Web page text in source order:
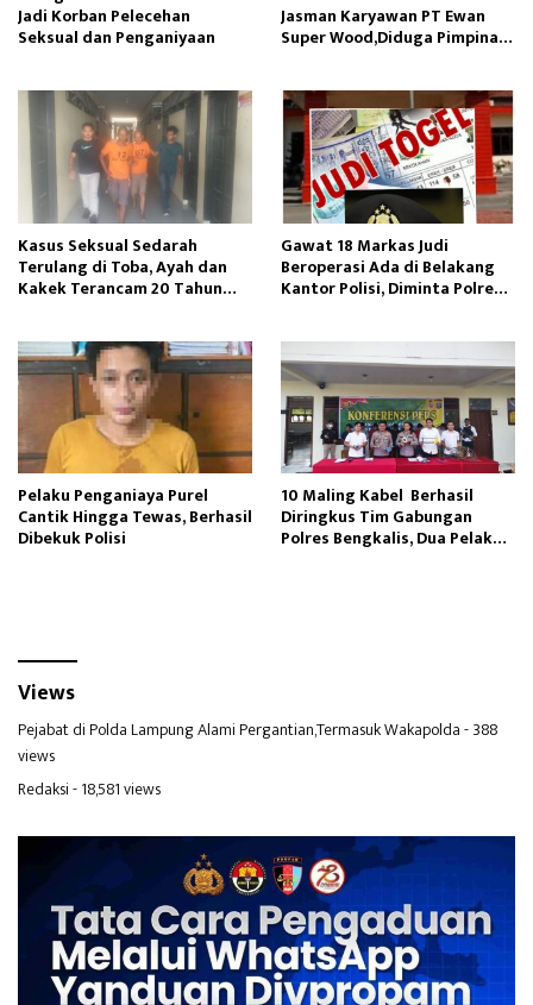
Jadi Korban Pelecehan
Seksual dan Penganiyaan
Jasman Karyawan PT Ewan
Super Wood,Diduga Pimpinan
Kasus Seksual Sedarah
Terulang di Toba, Ayah dan
Kakek Terancam 20 Tahun
Gawat 18 Markas Judi
Beroperasi Ada di Belakang
Kantor Polisi, Diminta Polres
Pelaku Penganiaya Purel
Cantik Hingga Tewas, Berhasil
Dibekuk Polisi
10 Maling Kabel Berhasil
Diringkus Tim Gabungan
Polres Bengkalis, Dua Pelaku
Views
Pejabat di Polda Lampung Alami Pergantian,Termasuk Wakapolda- 388
views
Redaksi- 18,581 views